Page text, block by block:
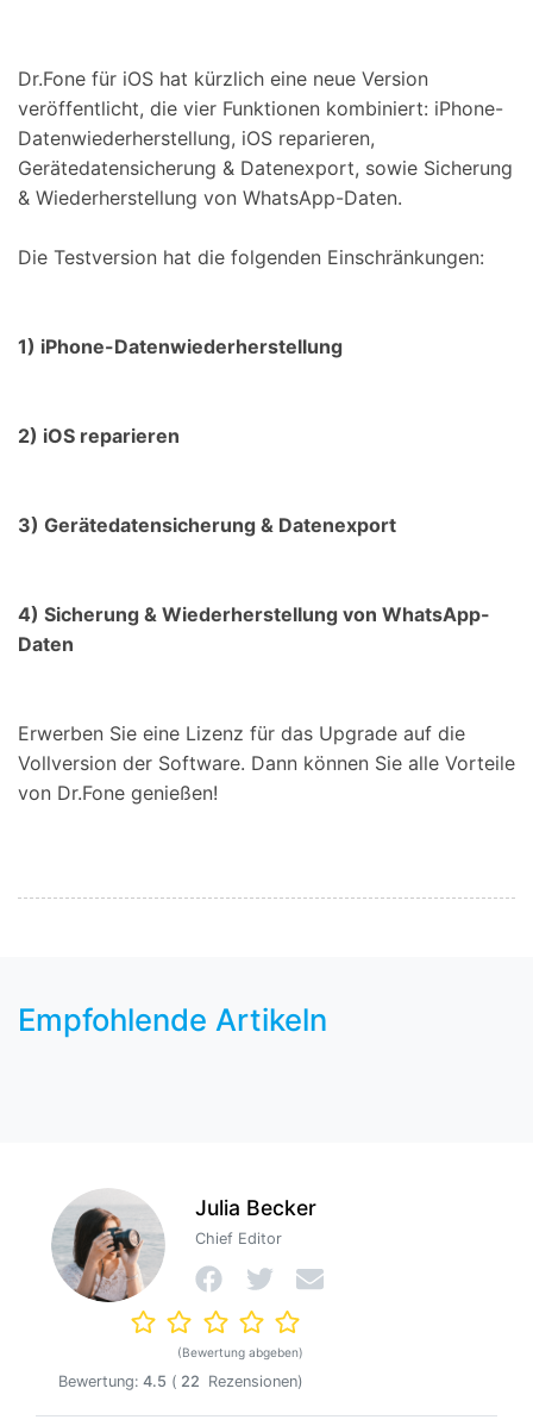
Dr.Fone für iOS hat kürzlich eine neue Version
veröffentlicht, die vier Funktionen kombiniert: iPhone-
Datenwiederherstellung, iOS reparieren,
Gerätedatensicherung & Datenexport, sowie Sicherung
& Wiederherstellung von WhatsApp-Daten.
Die Testversion hat die folgenden Einschränkungen:
1) iPhone-Datenwiederherstellung
2) iOS reparieren
3) Gerätedatensicherung & Datenexport
4) Sicherung & Wiederherstellung von WhatsApp-
Daten
Erwerben Sie eine Lizenz für das Upgrade auf die
Vollversion der Software. Dann können Sie alle Vorteile
von Dr.Fone genießen!
Empfohlende Artikeln
Julia Becker
Chief Editor
(Bewertung abgeben)
Bewertung: 4.5 ( 22 Rezensionen)